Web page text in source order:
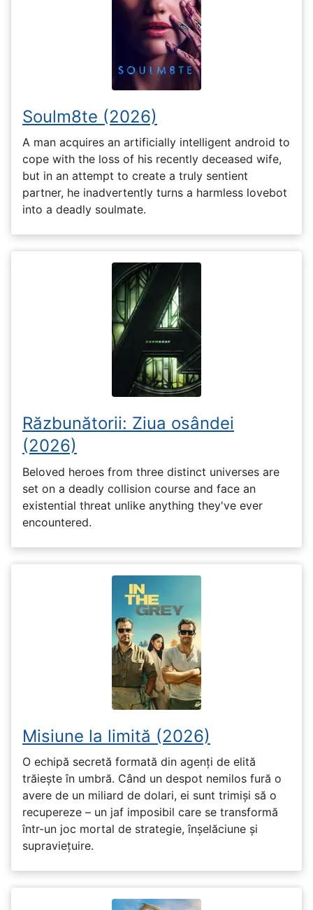
Soulm8te (2026)
A man acquires an artificially intelligent android to
cope with the loss of his recently deceased wife,
but in an attempt to create a truly sentient
partner, he inadvertently turns a harmless lovebot
into a deadly soulmate.
Răzbunătorii: Ziua osândei
(2026)
Beloved heroes from three distinct universes are
set on a deadly collision course and face an
existential threat unlike anything they've ever
encountered.
Misiune la limită (2026)
O echipă secretă formată din agenți de elită
trăiește în umbră. Când un despot nemilos fură o
avere de un miliard de dolari, ei sunt trimiși să o
recupereze – un jaf imposibil care se transformă
într-un joc mortal de strategie, înșelăciune și
supraviețuire.